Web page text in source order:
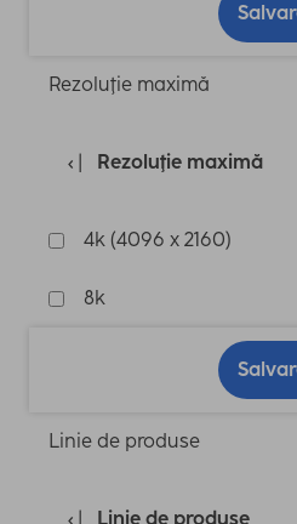
Rezoluţie maximă
Rezoluţie maximă
4k (4096 x 2160)
8k
Linie de produse
Linie de produse